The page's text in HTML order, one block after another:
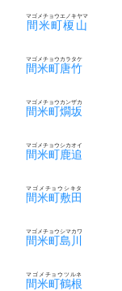
間米町榎山
マゴメチョウエノキヤマ
間米町唐竹
マゴメチョウカラタケ
間米町燗坂
マゴメチョウカンザカ
間米町鹿追
マゴメチョウシカオイ
間米町敷田
マゴメチョウシキタ
間米町島川
マゴメチョウシマカワ
間米町鶴根
マゴメチョウツルネ